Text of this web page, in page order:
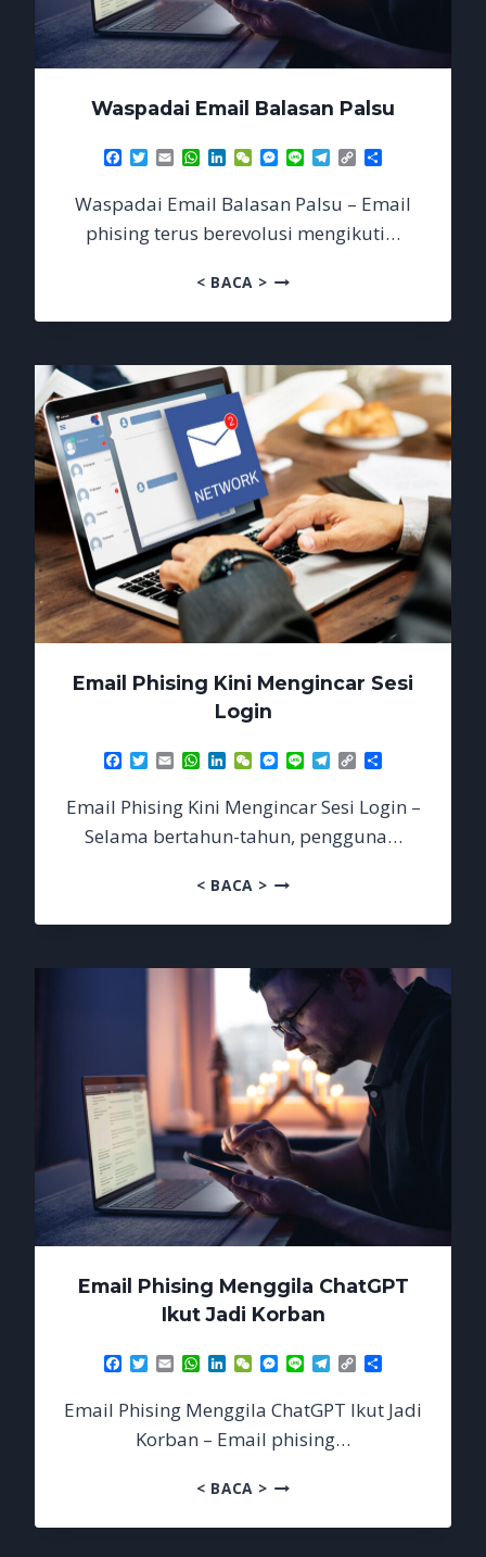
Waspadai Email Balasan Palsu
Facebook
TwitterEmailWhatsApp
LinkedIn
WeChatMessenger
Line Telegram
Copy
Link
Waspadai Email Balasan Palsu – Email
phising terus berevolusi mengikuti…
< BACA >WASPADAI
BALASAN
Email Phising Kini Mengincar Sesi
Login
Facebook
TwitterEmailWhatsApp
LinkedIn
WeChatMessenger
Line Telegram
Copy
Link
Email Phising Kini Mengincar Sesi Login –
Selama bertahun-tahun, pengguna…
< BACA >EMAIL
KINI
SESI
LOGIN
Email Phising Menggila ChatGPT
Ikut Jadi Korban
Facebook
TwitterEmailWhatsApp
LinkedIn
WeChatMessenger
Line Telegram
Copy
Link
Email Phising Menggila ChatGPT Ikut Jadi
Korban – Email phising…
< BACA >EMAIL
MENGGILA